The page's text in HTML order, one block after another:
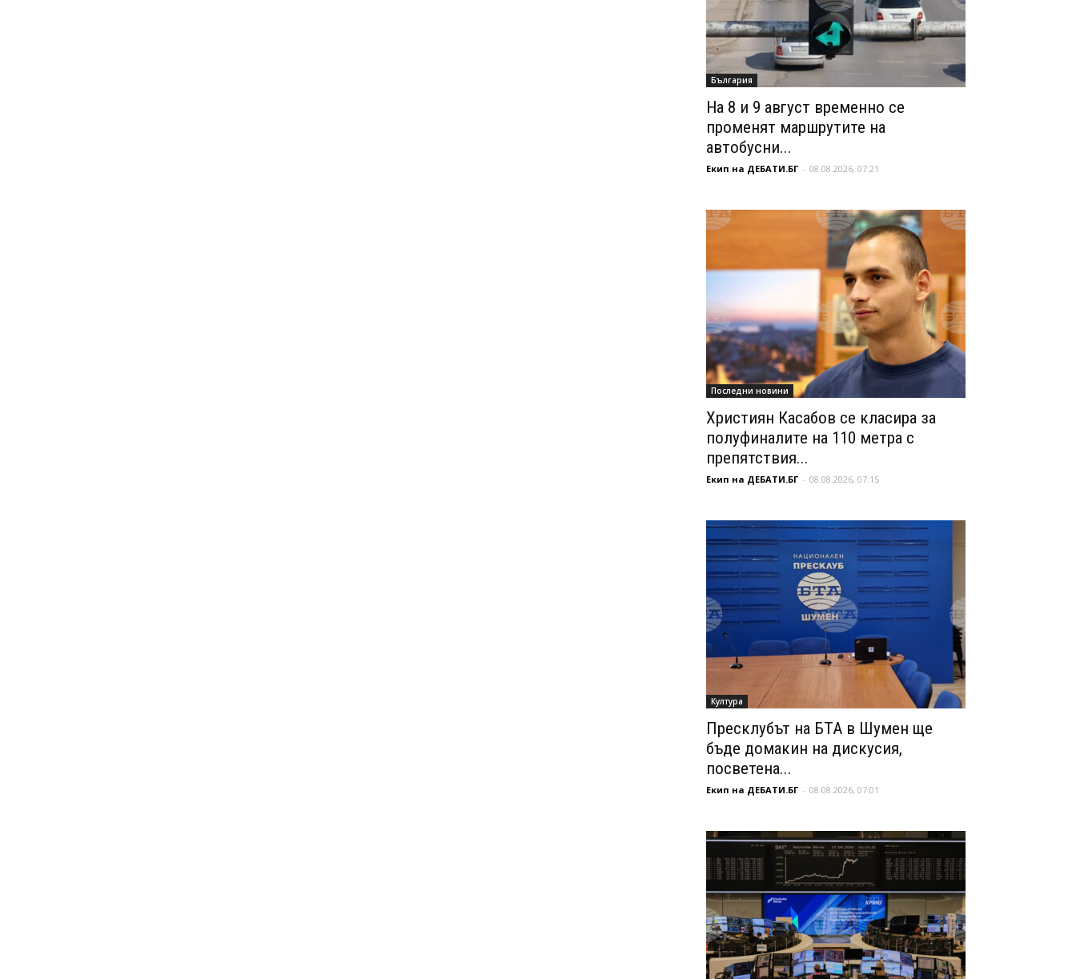
България
На 8 и 9 август временно се
променят маршрутите на
автобусни...
Екип на ДЕБАТИ.БГ - 08.08.2026, 07:21
Последни новини
Християн Касабов се класира за
полуфиналите на 110 метра с
препятствия...
Екип на ДЕБАТИ.БГ - 08.08.2026, 07:15
Култура
Пресклубът на БТА в Шумен ще
бъде домакин на дискусия,
посветена...
Екип на ДЕБАТИ.БГ - 08.08.2026, 07:01